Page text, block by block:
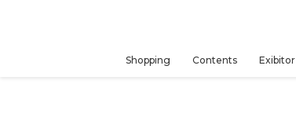
Shopping Contents Exibitor